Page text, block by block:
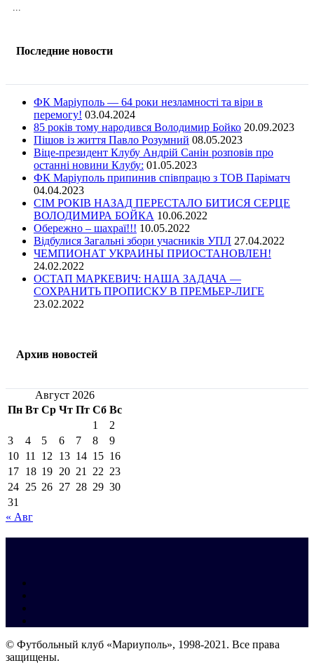
Последние новости
ФК Маріуполь — 64 роки незламності та віри в
перемогу! 03.04.2024
85 років тому народився Володимир Бойко 20.09.2023
Пішов із життя Павло Розумний 08.05.2023
Віце-президент Клубу Андрій Санін розповів про
останні новини Клубу: 01.05.2023
ФК Маріуполь припинив співпрацю з ТОВ Паріматч
04.04.2023
СІМ РОКІВ НАЗАД ПЕРЕСТАЛО БИТИСЯ СЕРЦЕ
ВОЛОДИМИРА БОЙКА 10.06.2022
Обережно – шахраї!!! 10.05.2022
Відбулися Загальні збори учасників УПЛ 27.04.2022
ЧЕМПИОНАТ УКРАИНЫ ПРИОСТАНОВЛЕН!
24.02.2022
ОСТАП МАРКЕВИЧ: НАША ЗАДАЧА —
СОХРАНИТЬ ПРОПИСКУ В ПРЕМЬЕР-ЛИГЕ
23.02.2022
Архив новостей
Август 2026
Пн Вт Ср Чт Пт Сб Вс
1
2
3
4 5 6 7 8
9
10 11 12 13 14 15 16
17 18 19 20 21 22 23
24 25 26 27 28 29 30
31
« Авг
© Футбольный клуб «Мариуполь», 1998-2021. Все права
защищены.